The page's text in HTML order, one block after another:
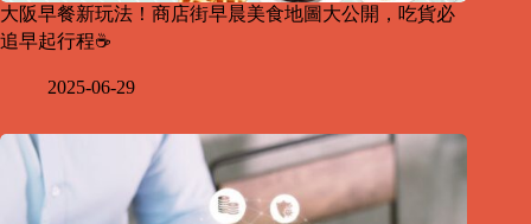
大阪早餐新玩法！商店街早晨美食地圖大公開，吃貨必
追早起行程☕
2025-06-29